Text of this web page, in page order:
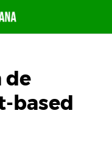
de
based